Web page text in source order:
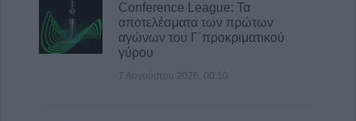
Conference League: Τα
αποτελέσματα των πρώτων
αγώνων του Γ΄προκριματικού
γύρου
7 Αυγούστου 2026, 00:10